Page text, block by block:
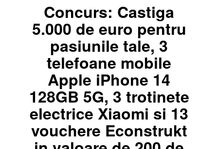
Concurs: Castiga
5.000 de euro pentru
pasiunile tale, 3
telefoane mobile
Apple iPhone 14
128GB 5G, 3 trotinete
electrice Xiaomi si 13
vouchere Econstrukt